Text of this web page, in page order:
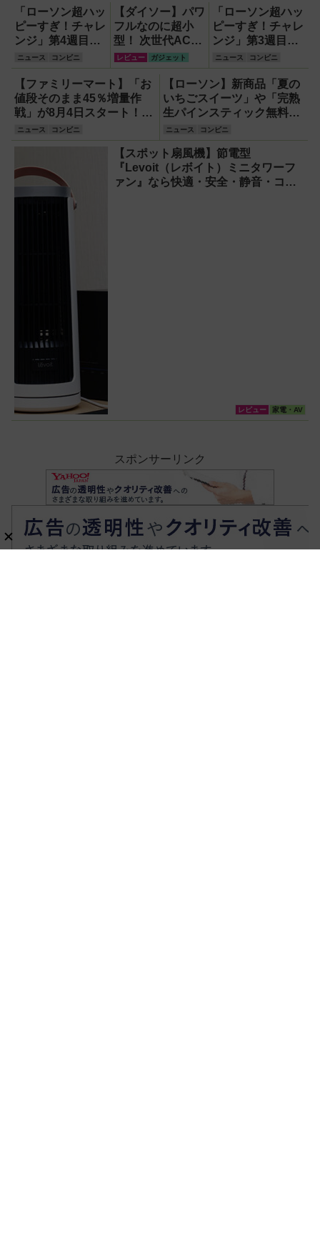
「ローソン超ハッ
ピーすぎ！チャレ
ンジ」第4週目最
終週は6月22・23
日発売！スイーツ
『盛りすぎ！どら
もっち あんこ＆
ホイップ』や『盛
りすぎ！くちどけ
ショコラクレー
の全13品！
ニュース コンビニ
【ダイソー】パワ
フルなのに超小
型！ 次世代ACア
ダプター『GaN
USB充電器』が
すごすぎる！
レビュー ガジェット
「ローソン超ハッ
ピーすぎ！チャレ
ンジ」第3週目は6
月15・16日発
売！スイーツ『盛
りすぎ！ふわ濃チ
ーズケーキ』約
51％増量や『合わ
せすぎ！カツ×フ
ランクカレー（中
辛）』など全15
品！
ニュース コンビニ
【ファミリーマート】「お
値段そのまま45％増量作
戦」が8月4日スタート！ラ
インナップ＆キャンペーン
まとめ
ニュース コンビニ
【ローソン】新商品「夏の
いちごスイーツ」や「完熟
生パインスティック無料
券」他「ハピとく祭」キャ
ンペーン情報
ニュース コンビニ
【スポット扇風機】節電型
『Levoit（レボイト）ミニタワーフ
ァン』なら快適・安全・静音・コン
レビュー 家電・AV
スポンサーリンク